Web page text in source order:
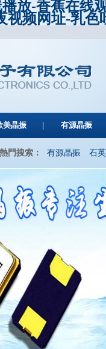
放-香蕉在
频网址-乳
美晶振 有源晶振
熱門搜索： 有源晶振 石